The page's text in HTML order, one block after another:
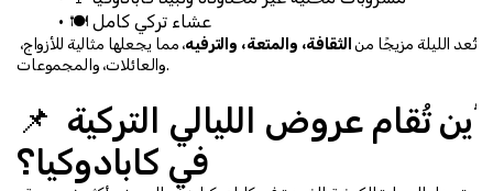
🍽️ عشاء تركي كامل
تُعد الليلة مزيجًا من الثقافة، والمتعة، والترفيه
والعائلات، والمجموعات.
📌 أين تُقام عروض الليالي التركية
في كابادوكيا؟